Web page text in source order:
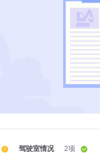
驾驶室情况 2项